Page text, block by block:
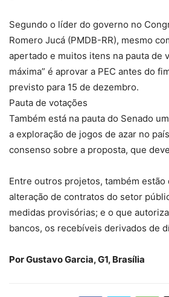
Segundo o líder do governo no
Romero Jucá (PMDB-RR), mesmo
apertado e muitos itens na pauta de
máxima” é aprovar a PEC antes do
previsto para 15 de dezembro.
Pauta de votações
Também está na pauta do Senado
a exploração de jogos de azar no
consenso sobre a proposta, que
Entre outros projetos, também estão
alteração de contratos do setor
medidas provisórias; e o que
bancos, os recebíveis derivados de
Por Gustavo Garcia, G1, Brasília